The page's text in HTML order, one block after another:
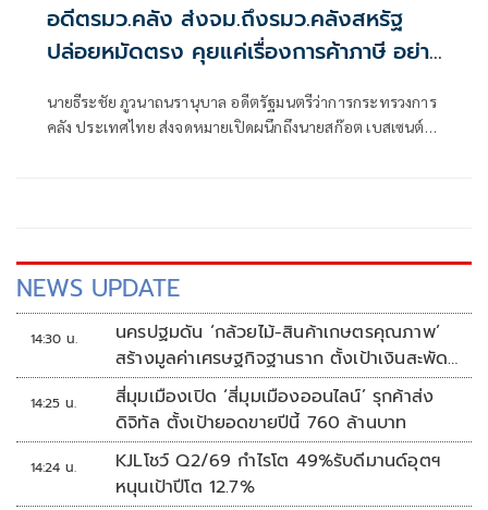
อดีตรมว.คลัง ส่งจม.ถึงรมว.คลังสหรัฐ
ปล่อยหมัดตรง คุยแค่เรื่องการค้าภาษี อย่า
นายธีระชัย ภูวนาถนรานุบาล อดีตรัฐมนตรีว่าการกระทรวงการ
คลัง ประเทศไทย ส่งจดหมายเปิดผนึกถึงนายสก๊อต เบสเซนต์
NEWS UPDATE
14:30 น.
นครปฐมดัน ‘กล้วยไม้-สินค้าเกษตรคุณภาพ’
สร้างมูลค่าเศรษฐกิจฐานราก ตั้งเป้าเงินสะพัด
10 ล้านบาท
14:25 น.
สี่มุมเมืองเปิด ‘สี่มุมเมืองออนไลน์’ รุกค้าส่ง
ดิจิทัล ตั้งเป้ายอดขายปีนี้ 760 ล้านบาท
14:24 น.
KJLโชว์ Q2/69 กำไรโต 49%รับดีมานด์อุตฯ
หนุนเป้าปีโต 12.7%